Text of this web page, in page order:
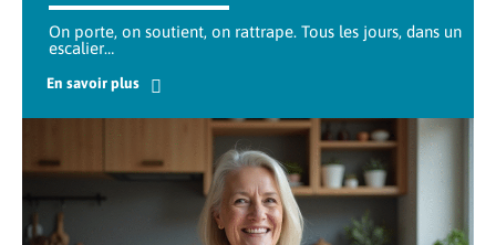
On porte, on soutient, on rattrape. Tous les jours, dans un
escalier…
En savoir plus